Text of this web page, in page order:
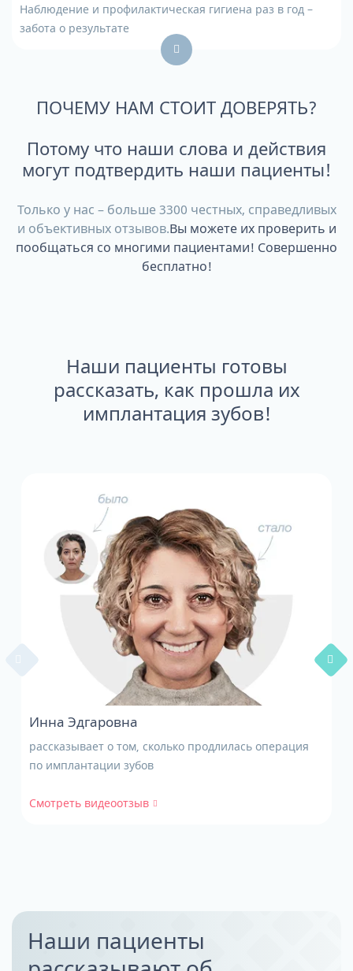
Наблюдение и профилактическая гигиена раз в год –
забота о результате
ПОЧЕМУ НАМ СТОИТ ДОВЕРЯТЬ?
Потому что наши слова и действия
могут подтвердить наши пациенты!
Только у нас – больше 3300 честных, справедливых
и объективных отзывов.Вы можете их проверить и
пообщаться со многими пациентами! Совершенно
бесплатно!
Наши пациенты готовы
рассказать, как прошла их
имплантация зубов!
Инна Эдгаровна
рассказывает о том, сколько продлилась операция
по имплантации зубов
Смотреть видеоотзыв
Наши пациенты